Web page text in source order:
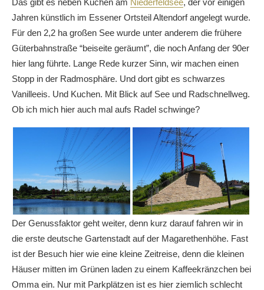
Das gibt es neben Kuchen am Niederfeldsee, der vor einigen
Jahren künstlich im Essener Ortsteil Altendorf angelegt wurde.
Für den 2,2 ha großen See wurde unter anderem die frühere
Güterbahnstraße “beiseite geräumt”, die noch Anfang der 90er
hier lang führte. Lange Rede kurzer Sinn, wir machen einen
Stopp in der Radmosphäre. Und dort gibt es schwarzes
Vanilleeis. Und Kuchen. Mit Blick auf See und Radschnellweg.
Ob ich mich hier auch mal aufs Radel schwinge?
Der Genussfaktor geht weiter, denn kurz darauf fahren wir in
die erste deutsche Gartenstadt auf der Magarethenhöhe. Fast
ist der Besuch hier wie eine kleine Zeitreise, denn die kleinen
Häuser mitten im Grünen laden zu einem Kaffeekränzchen bei
Omma ein. Nur mit Parkplätzen ist es hier ziemlich schlecht